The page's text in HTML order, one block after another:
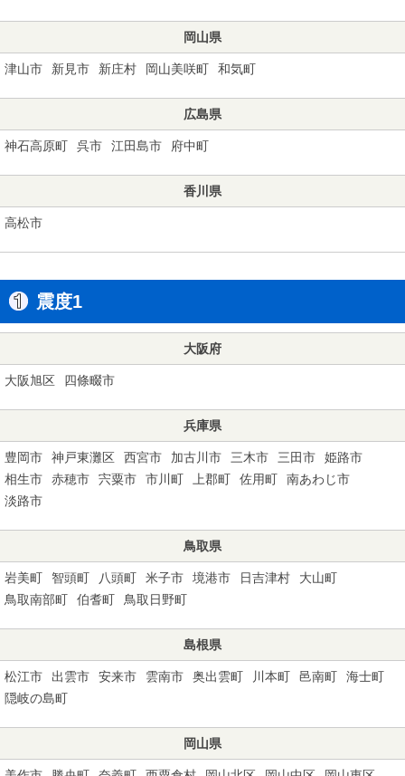
岡山県
津山市 新見市 新庄村 岡山美咲町 和気町
広島県
神石高原町 呉市 江田島市 府中町
香川県
高松市
震度1
大阪府
大阪旭区 四條畷市
兵庫県
豊岡市 神戸東灘区 西宮市 加古川市 三木市 三田市
姫路市
相生市
赤穂市 宍粟市 市川町 上郡町 佐用町
南あわじ市
淡路市
鳥取県
岩美町 智頭町 八頭町 米子市 境港市 日吉津村
大山町
鳥取南部町
伯耆町 鳥取日野町
島根県
松江市 出雲市 安来市 雲南市 奥出雲町 川本町 邑南町
海士町
隠岐の島町
岡山県